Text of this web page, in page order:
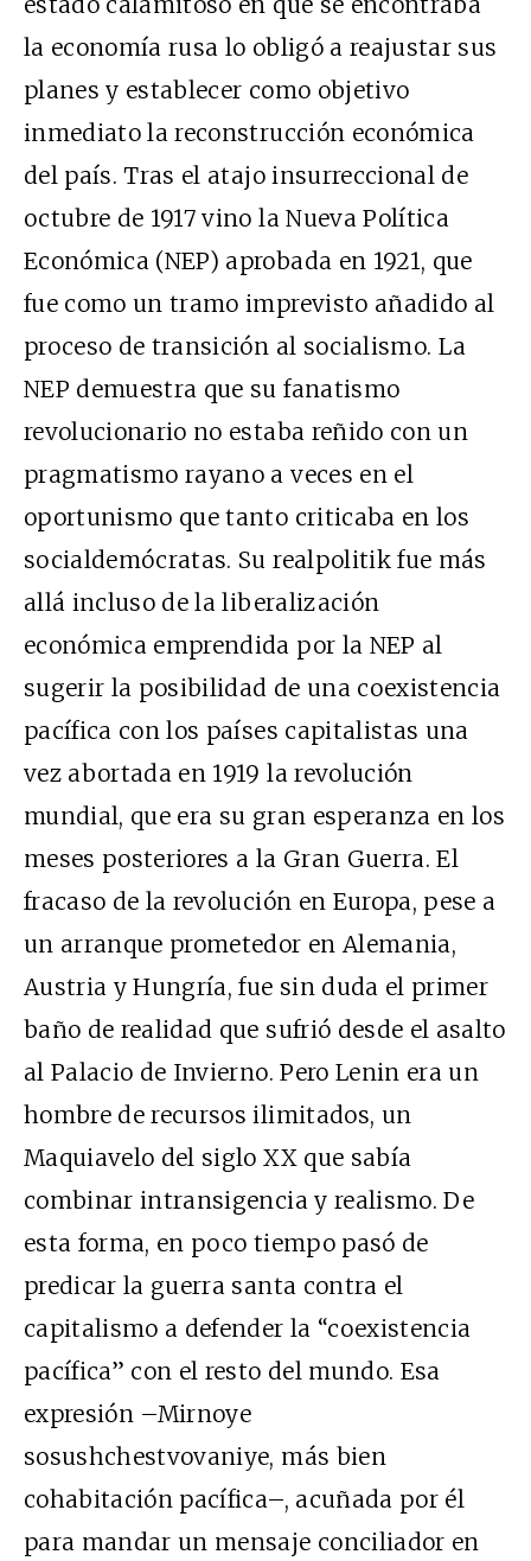
la economía rusa lo obligó a reajustar sus
planes y establecer como objetivo
inmediato la reconstrucción económica
del país. Tras el atajo insurreccional de
octubre de 1917 vino la Nueva Política
Económica (NEP) aprobada en 1921, que
fue como un tramo imprevisto añadido al
proceso de transición al socialismo. La
NEP demuestra que su fanatismo
revolucionario no estaba reñido con un
pragmatismo rayano a veces en el
oportunismo que tanto criticaba en los
socialdemócratas. Su realpolitik fue más
allá incluso de la liberalización
económica emprendida por la NEP al
sugerir la posibilidad de una coexistencia
pacífica con los países capitalistas una
vez abortada en 1919 la revolución
mundial, que era su gran esperanza en los
meses posteriores a la Gran Guerra. El
fracaso de la revolución en Europa, pese a
un arranque prometedor en Alemania,
Austria y Hungría, fue sin duda el primer
baño de realidad que sufrió desde el asalto
al Palacio de Invierno. Pero Lenin era un
hombre de recursos ilimitados, un
Maquiavelo del siglo XX que sabía
combinar intransigencia y realismo. De
esta forma, en poco tiempo pasó de
predicar la guerra santa contra el
capitalismo a defender la “coexistencia
pacífica” con el resto del mundo. Esa
expresión –Mirnoye
sosushchestvovaniye, más bien
cohabitación pacífica–, acuñada por él
para mandar un mensaje conciliador en